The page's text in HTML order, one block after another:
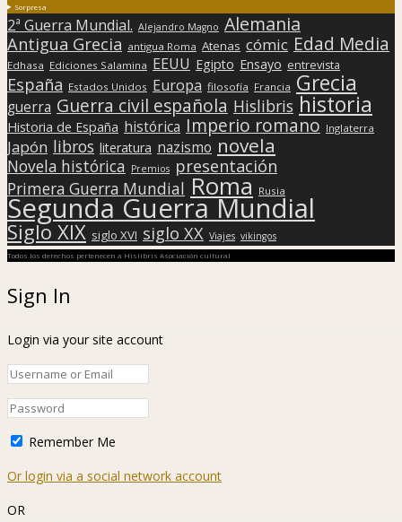
Sorpresa
2ª Guerra Mundial. Alejandro Magno Alemania
Antigua Grecia antigua Roma Atenas cómic Edad Media
Edhasa Ediciones Salamina EEUU Egipto Ensayo entrevista
España Estados Unidos Europa filosofía Francia Grecia
guerra Guerra civil española Hislibris historia
Historia de España histórica Imperio romano Inglaterra
Japón libros literatura nazismo novela
Novela histórica Premios presentación
Primera Guerra Mundial Roma Rusia
Segunda Guerra Mundial
Siglo XIX siglo XVI siglo XX Viajes vikingos
Todos los derechos pertenecen a Hislibris Asociación cultural
Sign In
Login via your site account
Remember Me
Or login via a social network account
OR